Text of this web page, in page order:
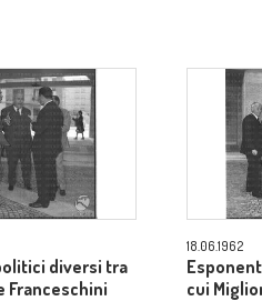
diversi tra
Franceschini
18.06.1962
cui